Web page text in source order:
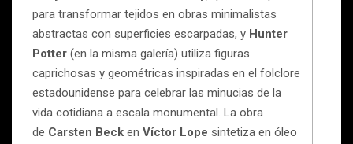
para transformar tejidos en obras minimalistas
abstractas con superficies escarpadas, y Hunter
Potter (en la misma galería) utiliza figuras
caprichosas y geométricas inspiradas en el folclore
estadounidense para celebrar las minucias de la
vida cotidiana a escala monumental. La obra
de Carsten Beck en Víctor Lope sintetiza en óleo